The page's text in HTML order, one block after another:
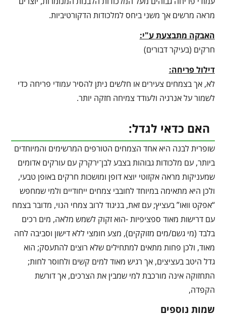
מראה מרשים אך משני ביחס למלכודות הדקורטיביות.
האבקה מתבצעת ע"י:
חרקים (בעיקר דבורים)
דילול פריחה:
לא, אך בצמחים צעירים או חלשים ניתן להסיר עמודי פריחה כדי
לשמור על אנרגיה ולעודד צמיחה חזקה יותר.
האם כדאי לגדל:
שופרית לבנה היא אחד הצמחים הטורפים המרשימים והמיוחדים
ביותר, עם מלכודות גבוהות בצבע לבן־ירקרק עם עורקים אדומים
שמעניקות מראה אקזוטי יוצא דופן ומושכות חרקים באופן טבעי,
ולכן היא מתאימה במיוחד לחובבי צמחים ייחודיים ולמי שמחפש
“אפקט וואו” בעציץ; עם זאת, בניגוד לרוב צמחי הנוי, מדובר בצמח
עם דרישות מאוד ספציפיות -הוא זקוק לשמש מלאה, מים רכים
בלבד (מי גשם/מים מזוקקים), מצע חומצי ללא דישון וסביבה לחה
מאוד, ולכן פחות מתאים למתחילים שלא רוצים להתעסק; הוא
גדל היטב בעציצים, אך רגיש מאוד למים קשים ולחוסר לחות;
התחזוקה אינה מורכבת למי שמבין את הצרכים, אך דורשת
הקפדה,
שמות נוספים